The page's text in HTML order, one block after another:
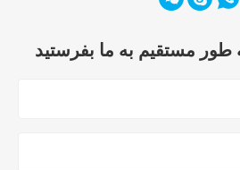
مستقیم به ما بفرستید